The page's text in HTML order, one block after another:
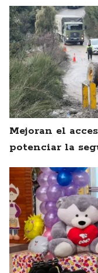
Mejoran el
potenciar la